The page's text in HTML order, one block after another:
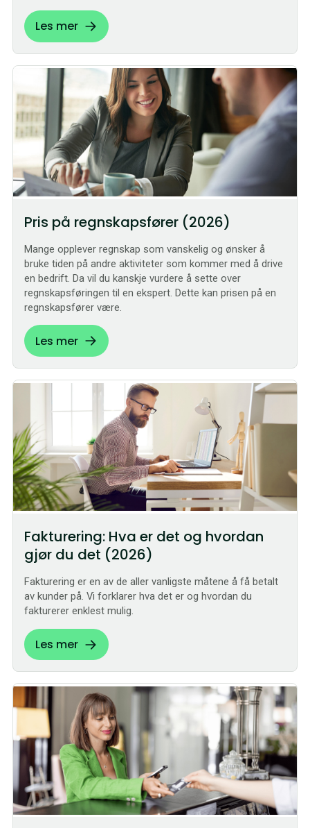
Les mer
Pris på regnskapsfører (2026)
Mange opplever regnskap som vanskelig og ønsker å
bruke tiden på andre aktiviteter som kommer med å drive
en bedrift. Da vil du kanskje vurdere å sette over
regnskapsføringen til en ekspert. Dette kan prisen på en
regnskapsfører være.
Les mer
Fakturering: Hva er det og hvordan
gjør du det (2026)
Fakturering er en av de aller vanligste måtene å få betalt
av kunder på. Vi forklarer hva det er og hvordan du
fakturerer enklest mulig.
Les mer